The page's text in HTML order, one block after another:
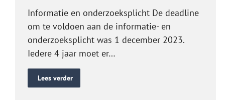
Informatie en onderzoeksplicht De deadline
om te voldoen aan de informatie- en
onderzoeksplicht was 1 december 2023.
Iedere 4 jaar moet er…
Lees verder